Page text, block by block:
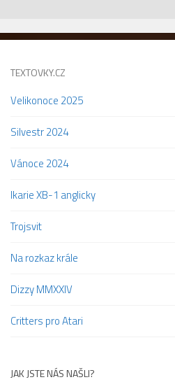
TEXTOVKY.CZ
Velikonoce 2025
Silvestr 2024
Vánoce 2024
Ikarie XB-1 anglicky
Trojsvit
Na rozkaz krále
Dizzy MMXXIV
Critters pro Atari
JAK JSTE NÁS NAŠLI?